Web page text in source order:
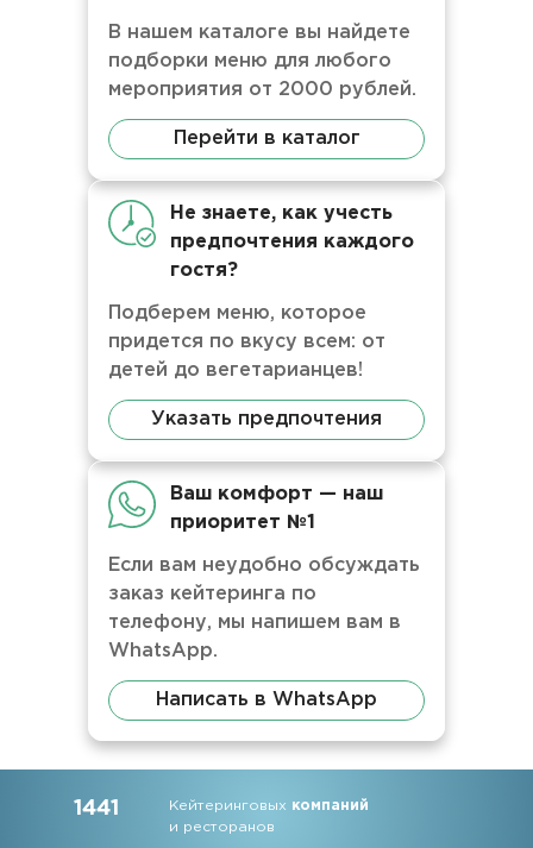
В нашем каталоге вы найдете
подборки меню для любого
мероприятия от 2000 рублей.
Перейти в каталог
Не знаете, как учесть
предпочтения каждого
гостя?
Подберем меню, которое
придется по вкусу всем: от
детей до вегетарианцев!
Указать предпочтения
Ваш комфорт — наш
приоритет №1
Если вам неудобно обсуждать
заказ кейтеринга по
телефону, мы напишем вам в
WhatsApp.
Написать в WhatsApp
1441 Кейтеринговых компаний
и ресторанов